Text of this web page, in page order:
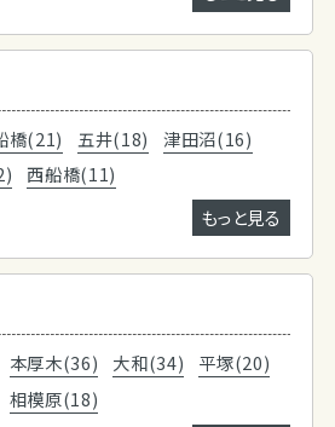
橋(21) 五井(18)
津田沼(16)
西船橋(11)
もっと見る
本厚木(36) 大和(34)
平塚(20)
相模原(18)